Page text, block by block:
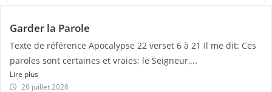
Garder la Parole
Texte de référence Apocalypse 22 verset 6 à 21 Il me dit: Ces
paroles sont certaines et vraies; le Seigneur,...
Lire plus
26 juillet 2026